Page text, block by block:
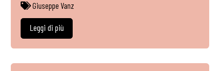
Giuseppe Vanz
Leggi di più